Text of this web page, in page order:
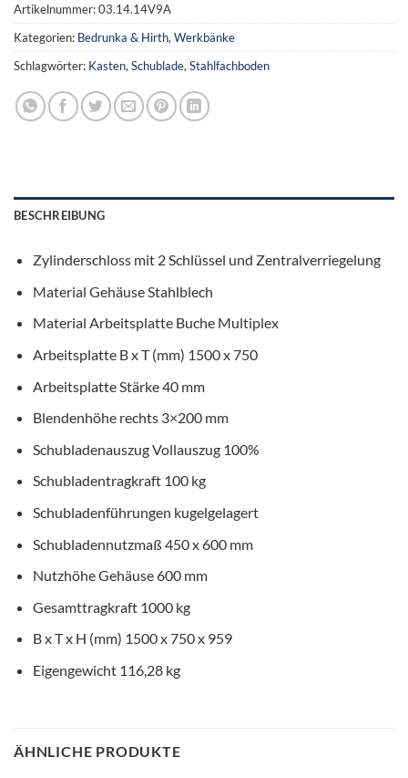
Artikelnummer:03.14.14V9A
Kategorien: Bedrunka & Hirth,Werkbänke
Schlagwörter: Kasten,Schublade,Stahlfachboden
BESCHREIBUNG
Zylinderschloss mit 2 Schlüssel und Zentralverriegelung
Material Gehäuse Stahlblech
Material Arbeitsplatte Buche Multiplex
Arbeitsplatte B x T (mm) 1500 x 750
Arbeitsplatte Stärke40 mm
Blendenhöhe rechts 3×200 mm
SchubladenauszugVollauszug 100%
Schubladentragkraft 100 kg
Schubladenführungen kugelgelagert
Schubladennutzmaß 450 x 600 mm
Nutzhöhe Gehäuse600 mm
Gesamttragkraft 1000 kg
B x T x H (mm) 1500 x 750 x 959
Eigengewicht 116,28 kg
ÄHNLICHE PRODUKTE